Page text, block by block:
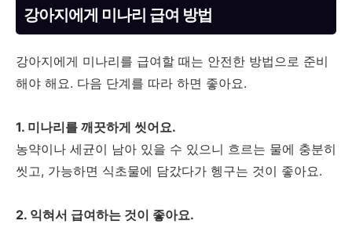
강아지에게 미나리 급여 방법
강아지에게 미나리를 급여할 때는 안전한 방법으로 준비
해야 해요. 다음 단계를 따라 하면 좋아요.
1. 미나리를 깨끗하게 씻어요.
농약이나 세균이 남아 있을 수 있으니 흐르는 물에 충분히
씻고, 가능하면 식초물에 담갔다가 헹구는 것이 좋아요.
2. 익혀서 급여하는 것이 좋아요.